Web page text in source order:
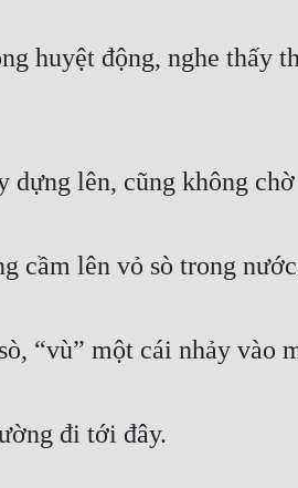
huyệt động, nghe thấy
lên, cũng không
cầm lên vỏ sò trong
“vù” một cái nhảy vào
đi tới đây.